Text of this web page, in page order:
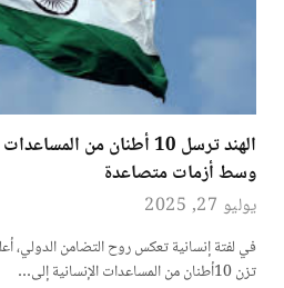
الهند ترسل 10 أطنان من
وسط أزمات متصاعدة
يوليو 27, 2025
تزن 10أطنان من المساعدات الإنسانية إلى…